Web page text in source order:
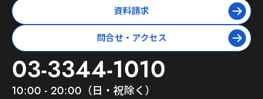
資料請求
問合せ・アクセス
03-3344-1010
10:00 - 20:00（日・祝除く）